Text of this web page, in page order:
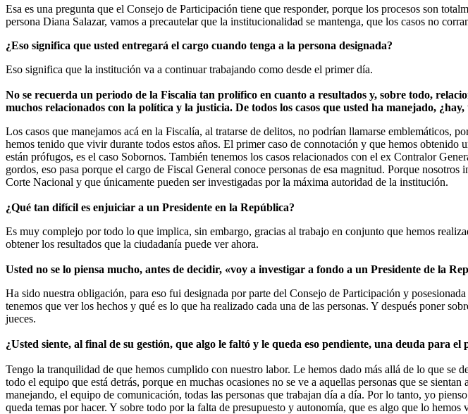
Esa es una pregunta que el Consejo de Participación tiene que responder, porque los procesos son
persona Diana Salazar, vamos a precautelar que la institucionalidad se mantenga, que los casos no
¿Eso significa que usted entregará el cargo cuando tenga a la persona designada?
Eso significa que la institución va a continuar trabajando como desde el primer día.
No se recuerda un periodo de la Fiscalía tan prolífico en cuanto a resultados y, sobre todo,
muchos relacionados con la política y la justicia. De todos los casos que usted ha manejado,
Los casos que manejamos acá en la Fiscalía, al tratarse de delitos, no podrían llamarse emblemáticos,
hemos tenido que vivir durante todos estos años. El primer caso de connotación y que hemos
están prófugos, es el caso Sobornos. También tenemos los casos relacionados con el ex Contralor
gordos, eso pasa porque el cargo de Fiscal General conoce personas de esa magnitud. Porque
Corte Nacional y que únicamente pueden ser investigadas por la máxima autoridad de la institución.
¿Qué tan difícil es enjuiciar a un Presidente en la República?
Es muy complejo por todo lo que implica, sin embargo, gracias al trabajo en conjunto que hemos
obtener los resultados que la ciudadanía puede ver ahora.
Usted no se lo piensa mucho, antes de decidir, «voy a investigar a fondo a un Presidente de la
Ha sido nuestra obligación, para eso fui designada por parte del Consejo de Participación y
tenemos que ver los hechos y qué es lo que ha realizado cada una de las personas. Y después poner
jueces.
¿Usted siente, al final de su gestión, que algo le faltó y le queda eso pendiente, una deuda para el
Tengo la tranquilidad de que hemos cumplido con nuestro labor. Le hemos dado más allá de lo que
todo el equipo que está detrás, porque en muchas ocasiones no se ve a aquellas personas que se
manejando, el equipo de comunicación, todas las personas que trabajan día a día. Por lo tanto, yo
queda temas por hacer. Y sobre todo por la falta de presupuesto y autonomía, que es algo que lo